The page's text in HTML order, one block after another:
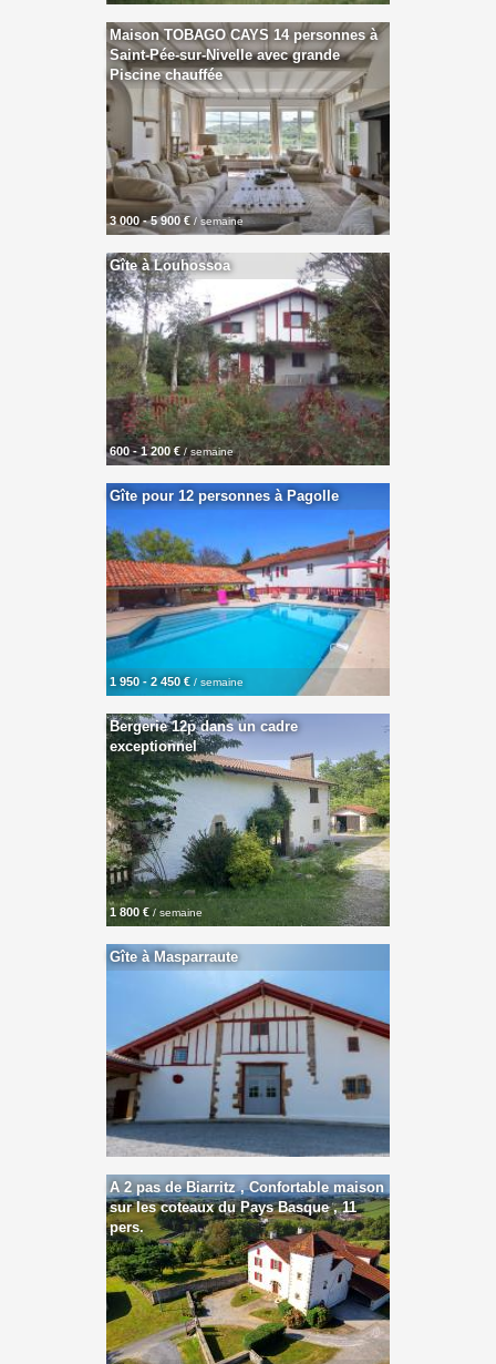
Maison TOBAGO CAYS 14 personnes à
Saint-Pée-sur-Nivelle avec grande
Piscine chauffée
3 000 - 5 900 €/ semaine
Gîte à Louhossoa
600 - 1 200 € / semaine
Gîte pour 12 personnes à Pagolle
1 950 - 2 450 € / semaine
Bergerie 12p dans un cadre
exceptionnel
1 800 € / semaine
Gîte à Masparraute
A 2 pas de Biarritz , Confortable maison
sur les coteaux du Pays Basque , 11
pers.